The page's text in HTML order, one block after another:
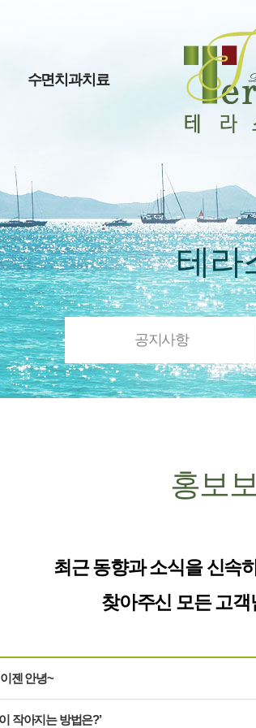
수면치과치료
테라
공지사항
홍보
최근 동향과 소식을 신속
찾아주신 모든 고
젠 안녕~
작아지는 방법은?’